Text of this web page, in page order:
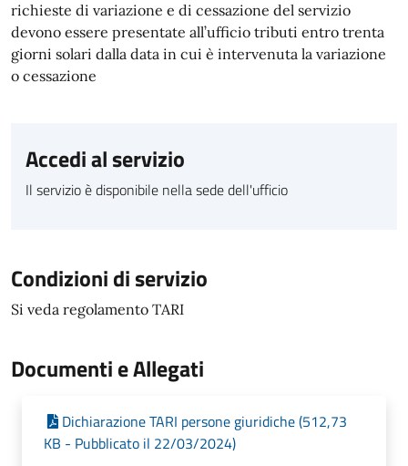
richieste di variazione e di cessazione del servizio
devono essere presentate all’ufficio tributi entro trenta
giorni solari dalla data in cui è intervenuta la variazione
o cessazione
Accedi al servizio
Il servizio è disponibile nella sede dell'ufficio
Condizioni di servizio
Si veda regolamento TARI
Documenti e Allegati
Dichiarazione TARI persone giuridiche (512,73
KB - Pubblicato il 22/03/2024)